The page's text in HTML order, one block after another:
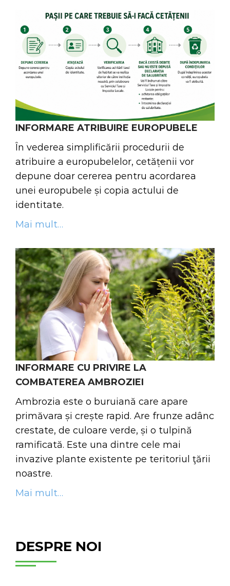
INFORMARE ATRIBUIRE EUROPUBELE
În vederea simplificării procedurii de
atribuire a europubelelor, cetățenii vor
depune doar cererea pentru acordarea
unei europubele și copia actului de
identitate.
Mai mult…
INFORMARE CU PRIVIRE LA
COMBATEREA AMBROZIEI
Ambrozia este o buruiană care apare
primăvara și crește rapid. Are frunze adânc
crestate, de culoare verde, și o tulpină
ramificată. Este una dintre cele mai
invazive plante existente pe teritoriul ţării
noastre.
Mai mult…
DESPRE NOI